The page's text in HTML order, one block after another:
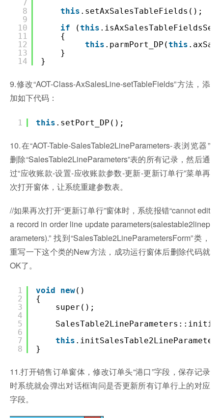
7
8
9
10
11
12
13
14
this .setAxSalesTableFields();
if
(this
{
this .parmPort_DP(this
}
}
9.修改“AOT-Class-AxSalesLine-setTableFields”方法，添
加如下代码：
1 this .setPort_DP();
10.在“AOT-Table-SalesTable2LineParameters-表浏览器”
删除“SalesTable2LineParameters”表的所有记录，然后通
过“应收账款-设置-应收账款参数-更新-更新订单行”菜单再
次打开窗体，让系统重建参数表。
//如果再次打开“更新订单行”窗体时，系统报错“cannot edit
a record in order line update parameters(salestable2linep
arameters).” 找到“SalesTable2LineParametersForm”类，
重写一下这个类的New方法，成功运行窗体后删除代码就
OK了。
1
2
3
4
5
6
7
8
void new()
{
super();
this
}
11.打开销售订单窗体，修改订单头“港口”字段，保存记录
时系统就会弹出对话框询问是否更新所有订单行上的对应
字段。